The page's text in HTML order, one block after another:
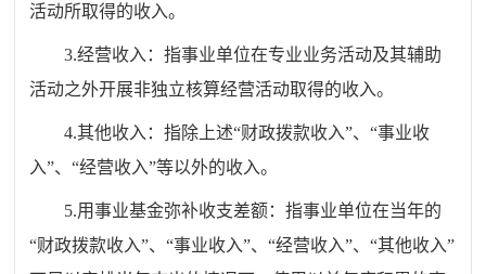
活动所取得的收入。
3.经营收入：指事业单位在专业业务活动及其辅助
活动之外开展非独立核算经营活动取得的收入。
4.其他收入：指除上述“财政拨款收入”、“事业收
入”、“经营收入”等以外的收入。
5.用事业基金弥补收支差额：指事业单位在当年的
“财政拨款收入”、“事业收入”、“经营收入”、“其他收入”